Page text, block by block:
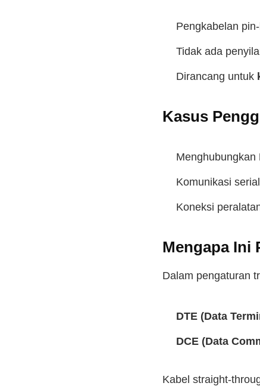
Pengkabelan
Tidak ada
Dirancang untuk
Kasus
Menghubungkan
Komunikasi
Koneksi
Mengapa Ini
Dalam pengaturan
DTE (Data
DCE (Data
Kabel straight-